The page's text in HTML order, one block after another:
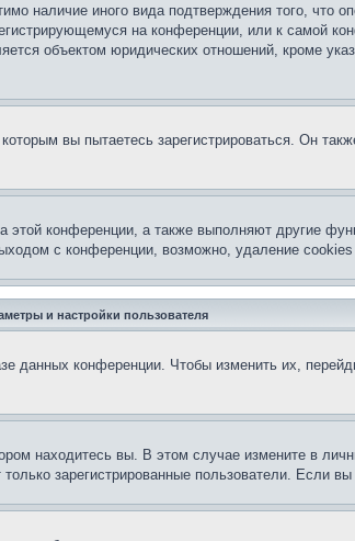
наличие иного вида подтверждения того, что
на конференции, или к самой
объектом юридических отношений, кроме
вы пытаетесь зарегистрироваться. Он
конференции, а также выполняют другие
с конференции, возможно, удаление
и настройки пользователя
данных конференции. Чтобы изменить их,
находитесь вы. В этом случае измените в
зарегистрированные пользователи. Если